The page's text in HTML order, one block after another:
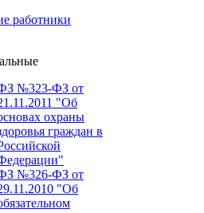
работники
№323-ФЗ от
"Об
охраны
граждан в
№326-ФЗ от
"Об